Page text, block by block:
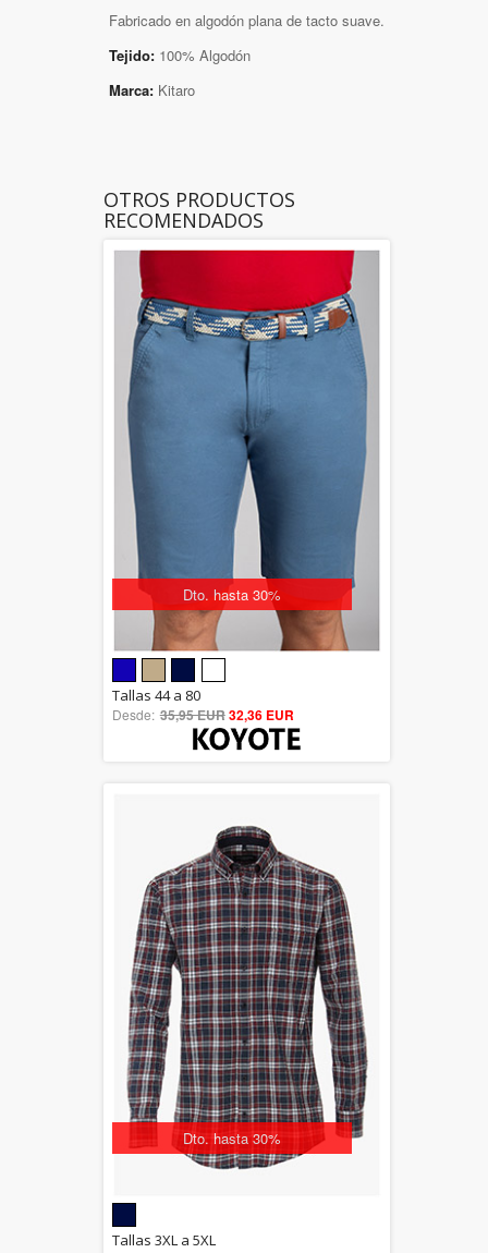
Fabricado en algodón plana de tacto suave.
Tejido: 100% Algodón
Marca: Kitaro
OTROS PRODUCTOS
RECOMENDADOS
Dto. hasta 30%
out of 5
Tallas 44 a 80
Desde: 35,95 EUR32,36 EUR
Dto. hasta 30%
5.00
Tallas 3XL a 5XL